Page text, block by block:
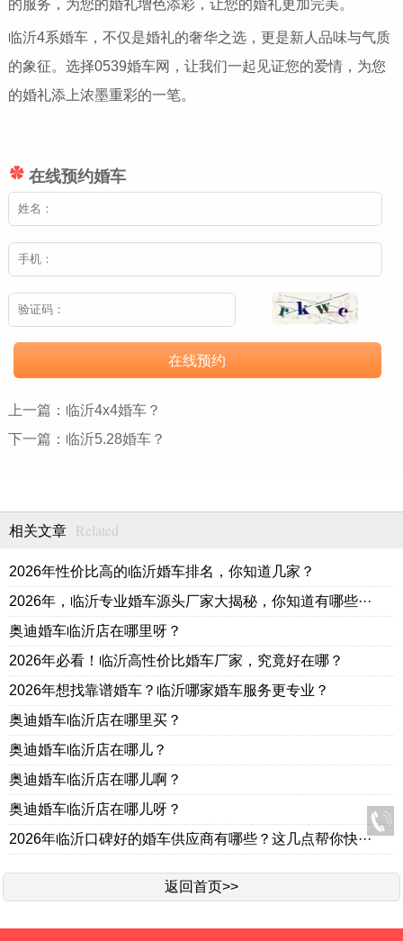
的服务，为您的婚礼增色添彩，让您的婚礼更加完美。
临沂4系婚车，不仅是婚礼的奢华之选，更是新人品味与气质
的象征。选择0539婚车网，让我们一起见证您的爱情，为您
的婚礼添上浓墨重彩的一笔。
在线预约婚车
在线预约
上一篇： 临沂4x4婚车？
下一篇： 临沂5.28婚车？
相关文章 Related
2026年性价比高的临沂婚车排名，你知道几家？
2026年，临沂专业婚车源头厂家大揭秘，你知道有哪些···
奥迪婚车临沂店在哪里呀？
2026年必看！临沂高性价比婚车厂家，究竟好在哪？
2026年想找靠谱婚车？临沂哪家婚车服务更专业？
奥迪婚车临沂店在哪里买？
奥迪婚车临沂店在哪儿？
奥迪婚车临沂店在哪儿啊？
奥迪婚车临沂店在哪儿呀？
2026年临沂口碑好的婚车供应商有哪些？这几点帮你快···
返回首页>>